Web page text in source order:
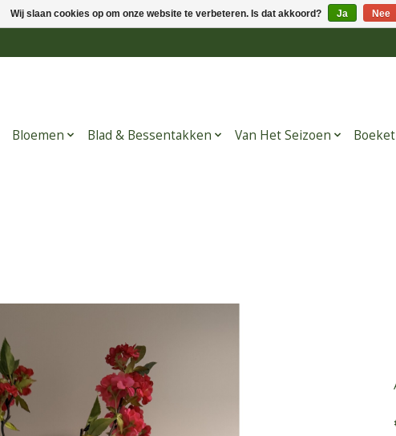
Bloemen Blad & Bessentakken Van Het Seizoen
Wij slaan cookies op om onze website te verbeteren. Is dat akkoord? Ja Nee